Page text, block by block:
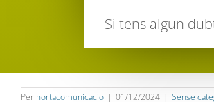
Si tens algun
Per hortacomunicacio | 01/12/2024 | Sense